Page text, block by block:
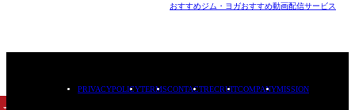
おすすめジム・ヨガおすすめ動画配信サービス
PRIVACYPOLICYTERMSCONTACTRECRUITCOMPANYMISSION